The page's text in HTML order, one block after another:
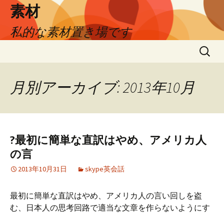
素材
私的な素材置き場です
検
月別アーカイブ: 2013年10月
?最初に簡単な直訳はやめ、アメリカ人
の言
2013年10月31日 skype英会話
最初に簡単な直訳はやめ、アメリカ人の言い回しを盗
む、日本人の思考回路で適当な文章を作らないようにす